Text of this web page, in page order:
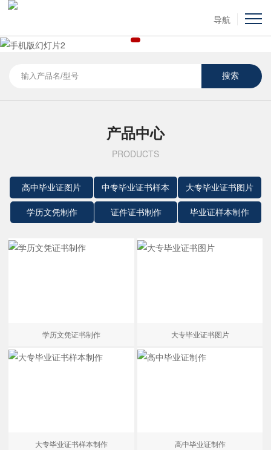
导航
产品中心
PRODUCTS
高中毕业证图片 中专毕业证书样本 大专毕业证书图片
学历文凭制作 证件证书制作 毕业证样本制作
学历文凭证书制作 大专毕业证书图片
大专毕业证书样本制作 高中毕业证制作